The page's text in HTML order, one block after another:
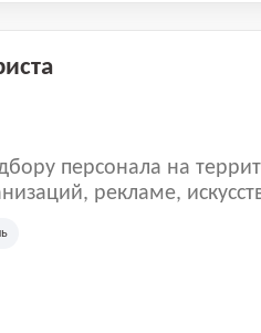
персонала на
рекламе,